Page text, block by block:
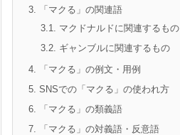
3. 「マクる」の関連語
3.1. マクドナルドに関連するもの
3.2. ギャンブルに関連するもの
4. 「マクる」の例文・用例
5. SNSでの「マクる」の使われ方
6. 「マクる」の類義語
7. 「マクる」の対義語・反意語